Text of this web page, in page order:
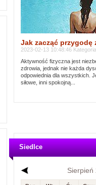
Jak zacząć przygodę
2023-02-13 10:48:46
Aktywność fizyczna jest
zdrowia, jednak nie każda
odpowiednia dla wszystkich.
siłowe, inni spokojną...
Siedlce
Sierpień